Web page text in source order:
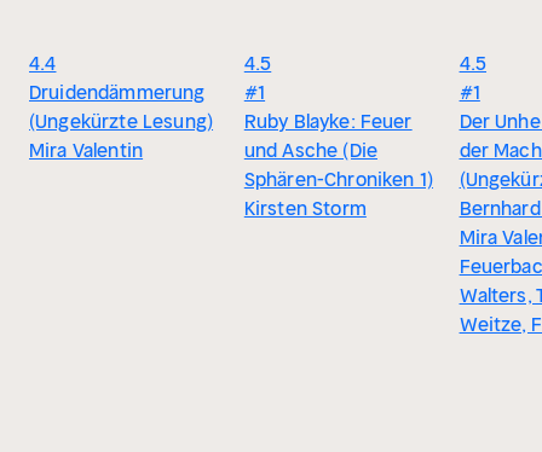
4.4
Druidendämmerung
(Ungekürzte Lesung)
Mira Valentin
4.5
#1
Ruby Blayke: Feuer
und Asche (Die
Sphären-Chroniken 1)
Kirsten Storm
4.5
#1
Der
der
Mira
Walters,
Weitze,